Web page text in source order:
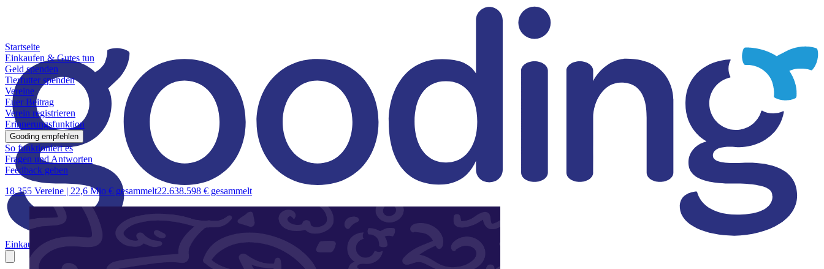
Einkaufen & Gutes tun Geld spendenTierfutter spenden VereineEuer Beitrag
Startseite
Einkaufen & Gutes tun
Geld spenden
Tierfutter spenden
Vereine
Euer Beitrag
Verein registrieren
Erinnerungsfunktion
Gooding empfehlen
So funktioniert es
Fragen und Antworten
Feedback geben
18.355 Vereine | 22,6 Mio € gesammelt22.638.598 € gesammelt